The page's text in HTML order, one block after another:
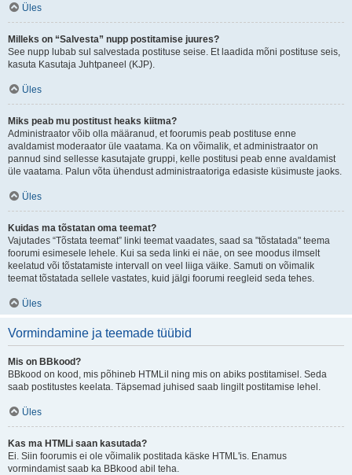
Üles
Milleks on “Salvesta” nupp postitamise juures?
See nupp lubab sul salvestada postituse seise. Et laadida mõni postituse seis,
kasuta Kasutaja Juhtpaneel (KJP).
Üles
Miks peab mu postitust heaks kiitma?
Administraator võib olla määranud, et foorumis peab postituse enne
avaldamist moderaator üle vaatama. Ka on võimalik, et administraator on
pannud sind sellesse kasutajate gruppi, kelle postitusi peab enne avaldamist
üle vaatama. Palun võta ühendust administraatoriga edasiste küsimuste jaoks.
Üles
Kuidas ma tõstatan oma teemat?
Vajutades “Tõstata teemat” linki teemat vaadates, saad sa "tõstatada" teema
foorumi esimesele lehele. Kui sa seda linki ei näe, on see moodus ilmselt
keelatud või tõstatamiste intervall on veel liiga väike. Samuti on võimalik
teemat tõstatada sellele vastates, kuid jälgi foorumi reegleid seda tehes.
Üles
Vormindamine ja teemade tüübid
Mis on BBkood?
BBkood on kood, mis põhineb HTMLil ning mis on abiks postitamisel. Seda
saab postitustes keelata. Täpsemad juhised saab lingilt postitamise lehel.
Üles
Kas ma HTMLi saan kasutada?
Ei. Siin foorumis ei ole võimalik postitada käske HTML'is. Enamus
vormindamist saab ka BBkood abil teha.